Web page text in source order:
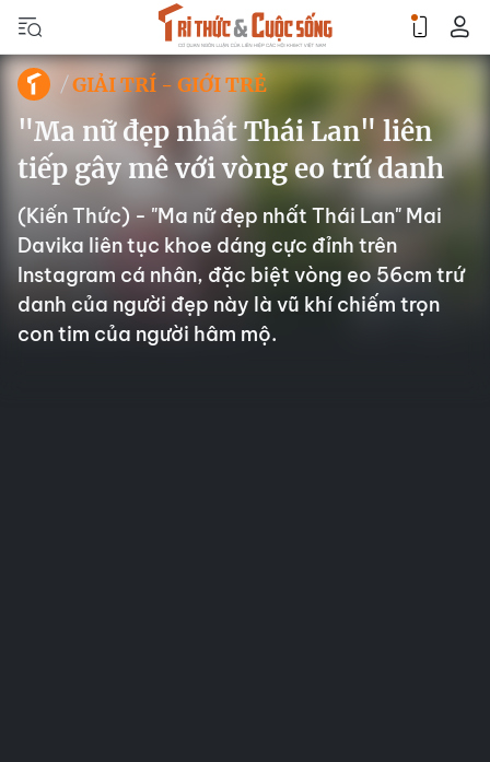
GIẢI TRÍ - GIỚI TRẺ
"Ma nữ đẹp nhất Thái Lan" liên
tiếp gây mê với vòng eo trứ danh
(Kiến Thức) - "Ma nữ đẹp nhất Thái Lan" Mai
Davika liên tục khoe dáng cực đỉnh trên
Instagram cá nhân, đặc biệt vòng eo 56cm trứ
danh của người đẹp này là vũ khí chiếm trọn
con tim của người hâm mộ.